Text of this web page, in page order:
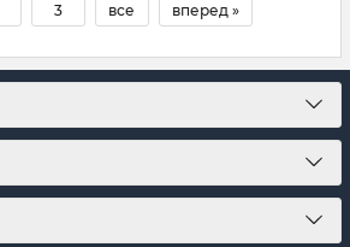
3 все вперед »